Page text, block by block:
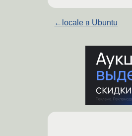
← locale в Ubuntu